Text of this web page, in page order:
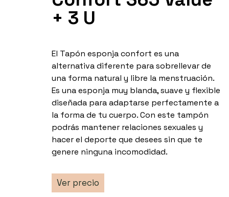
+ 3 U
El Tapón esponja confort es una
alternativa diferente para sobrellevar de
una forma natural y libre la menstruación.
Es una esponja muy blanda, suave y flexible
diseñada para adaptarse perfectamente a
la forma de tu cuerpo. Con este tampón
podrás mantener relaciones sexuales y
hacer el deporte que desees sin que te
genere ninguna incomodidad.
Ver precio